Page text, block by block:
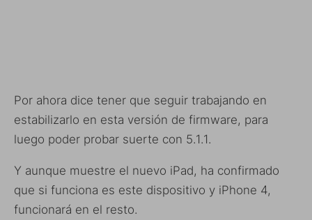
Por ahora dice tener que seguir trabajando en
estabilizarlo en esta versión de firmware, para
luego poder probar suerte con 5.1.1.
Y aunque muestre el nuevo iPad, ha confirmado
que si funciona es este dispositivo y iPhone 4,
funcionará en el resto.